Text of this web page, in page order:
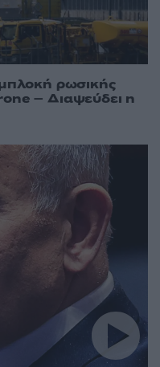
ρωσικής
– Διαψεύδει η